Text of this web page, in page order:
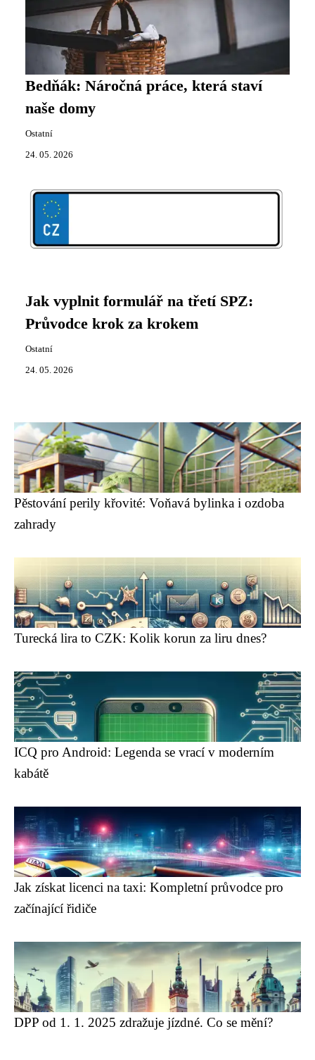
Bedňák: Náročná práce, která staví
naše domy
Ostatní
24. 05. 2026
Jak vyplnit formulář na třetí SPZ:
Průvodce krok za krokem
Ostatní
24. 05. 2026
Pěstování perily křovité: Voňavá bylinka i ozdoba
zahrady
Turecká lira to CZK: Kolik korun za liru dnes?
ICQ pro Android: Legenda se vrací v moderním
kabátě
Jak získat licenci na taxi: Kompletní průvodce pro
začínající řidiče
DPP od 1. 1. 2025 zdražuje jízdné. Co se mění?